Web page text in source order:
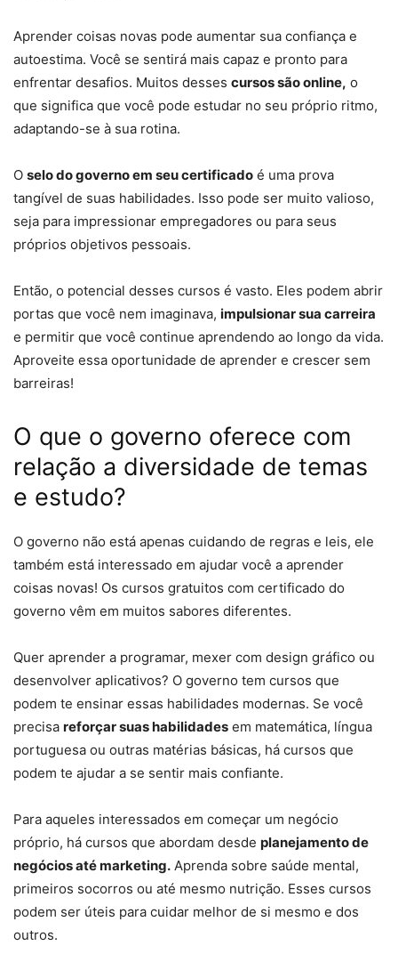
Aprender coisas novas pode aumentar sua confiança e
autoestima. Você se sentirá mais capaz e pronto para
enfrentar desafios. Muitos desses cursos são online, o
que significa que você pode estudar no seu próprio ritmo,
adaptando-se à sua rotina.
O selo do governo em seu certificado é uma prova
tangível de suas habilidades. Isso pode ser muito valioso,
seja para impressionar empregadores ou para seus
próprios objetivos pessoais.
Então, o potencial desses cursos é vasto. Eles podem abrir
portas que você nem imaginava, impulsionar sua carreira
e permitir que você continue aprendendo ao longo da vida.
Aproveite essa oportunidade de aprender e crescer sem
barreiras!
O que o governo oferece com
relação a diversidade de temas
e estudo?
O governo não está apenas cuidando de regras e leis, ele
também está interessado em ajudar você a aprender
coisas novas! Os cursos gratuitos com certificado do
governo vêm em muitos sabores diferentes.
Quer aprender a programar, mexer com design gráfico ou
desenvolver aplicativos? O governo tem cursos que
podem te ensinar essas habilidades modernas. Se você
precisa reforçar suas habilidades em matemática, língua
portuguesa ou outras matérias básicas, há cursos que
podem te ajudar a se sentir mais confiante.
Para aqueles interessados em começar um negócio
próprio, há cursos que abordam desde planejamento de
negócios até marketing. Aprenda sobre saúde mental,
primeiros socorros ou até mesmo nutrição. Esses cursos
podem ser úteis para cuidar melhor de si mesmo e dos
outros.